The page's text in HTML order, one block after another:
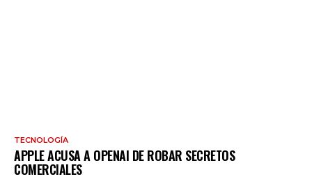
TECNOLOGÍA
APPLE ACUSA A OPENAI DE ROBAR SECRETOS
COMERCIALES